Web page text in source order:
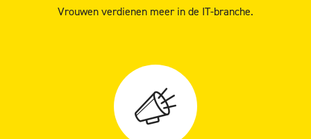
Vrouwen verdienen meer in de IT-branche.